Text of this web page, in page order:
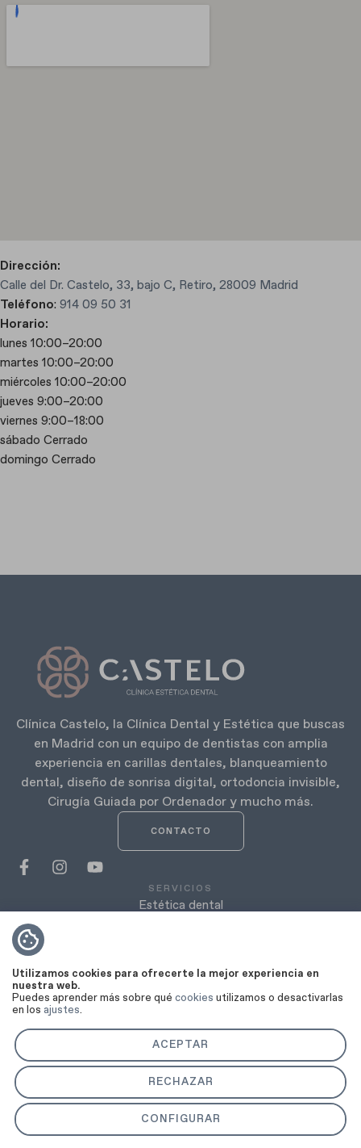
Dirección:
Calle del Dr. Castelo, 33, bajo C, Retiro, 28009 Madrid
Teléfono: 914 09 50 31
Horario:
lunes 10:00–20:00
martes 10:00–20:00
miércoles 10:00–20:00
jueves 9:00–20:00
viernes 9:00–18:00
sábado Cerrado
domingo Cerrado
Clínica Castelo, la Clínica Dental y Estética que buscas
en Madrid con un equipo de dentistas con amplia
experiencia en carillas dentales, blanqueamiento
dental, diseño de sonrisa digital, ortodoncia invisible,
Cirugía Guiada por Ordenador y mucho más.
CONTACTO
SERVICIOS
Estética dental
Periodoncia
Odontología
Estética facial
Blanqueamiento dental
Carillas dentales
Utilizamos cookies para ofrecerte la mejor experiencia en
nuestra web.
Puedes aprender más sobre qué cookies utilizamos o desactivarlas
en los ajustes.
ACEPTAR
RECHAZAR
CONFIGURAR